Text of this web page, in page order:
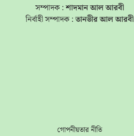
সম্পাদক :শাদমান আল আরবী
নির্বাহী সম্পাদক :তানভীর আল আরবী
গোপনীয়তার নীতি